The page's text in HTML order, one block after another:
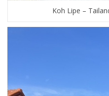
Koh Lipe –